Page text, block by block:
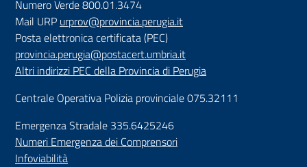
Numero Verde 800.01.3474
Mail URP urprov@provincia.perugia.it
Posta elettronica certificata (PEC)
provincia.perugia@postacert.umbria.it
Altri indirizzi PEC della Provincia di Perugia
Centrale Operativa Polizia provinciale 075.32111
Emergenza Stradale 335.6425246
Numeri Emergenza dei Comprensori
Infoviabilità